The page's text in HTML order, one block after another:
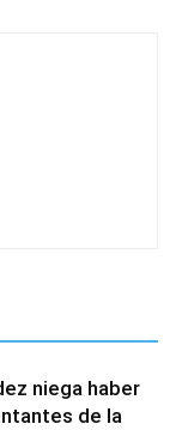
niega haber
de la